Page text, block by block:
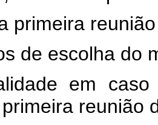
primeira
de escolha do
em
reunião